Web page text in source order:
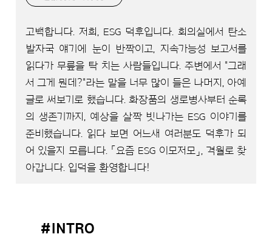
고백합니다. 저희, ESG 덕후입니다. 회의실에서 탄소
발자국 얘기에 눈이 반짝이고, 지속가능성 보고서를
읽다가 무릎을 탁 치는 사람들입니다. 주변에서 "그래
서 그게 뭔데?"라는 말을 너무 많이 들은 나머지, 아예
글로 써보기로 했습니다. 화장품의 생로병사부터 순록
의 생존기까지, 예상을 살짝 빗나가는 ESG 이야기를
준비했습니다. 읽다 보면 어느새 여러분도 덕후가 되
어 있을지 모릅니다. 「요즘 ESG 이모저모」, 격월로 찾
아갑니다. 입덕을 환영합니다!
#INTRO